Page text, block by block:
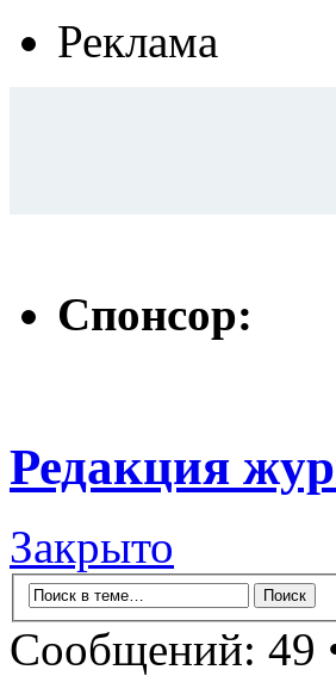
Реклама
Спонсор:
Редакция
Закрыто
Сообщений: 49